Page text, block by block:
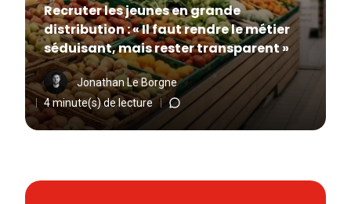
Recruter les jeunes en grande
distribution : « Il faut rendre le métier
séduisant, mais rester transparent »
Jonathan Le Borgne
4 minute(s) de lecture